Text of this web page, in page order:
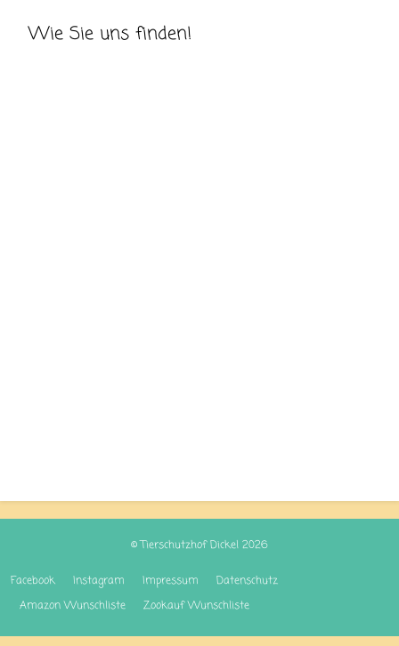
Wie Sie uns finden!
© Tierschutzhof Dickel 2026
Facebook Instagram Impressum
Datenschutz
Amazon Wunschliste
Zookauf Wunschliste